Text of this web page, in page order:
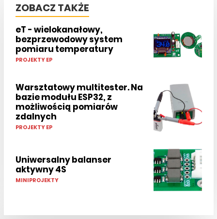
ZOBACZ TAKŻE
eT - wielokanałowy,
bezprzewodowy system
pomiaru temperatury
PROJEKTY EP
Warsztatowy multitester. Na
bazie modułu ESP32, z
możliwością pomiarów
zdalnych
PROJEKTY EP
Uniwersalny balanser
aktywny 4S
MINIPROJEKTY